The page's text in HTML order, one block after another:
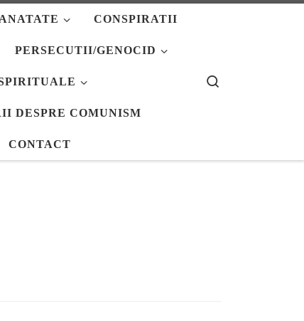
CONSPIRATII
PERSECUTII/GENOCID
DESPRE COMUNISM
CONTACT